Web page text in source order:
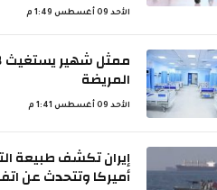
الأحد 09 أغسطس 1:49 م
ممثل شهير يستغيث
المريضة
الأحد 09 أغسطس 1:41 م
إيران تكشف طبيعة
أميركا وتتحدث عن